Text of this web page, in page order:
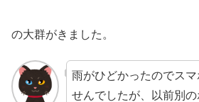
の大群がきました。
雨がひどかったのでス
せんでしたが、以前別